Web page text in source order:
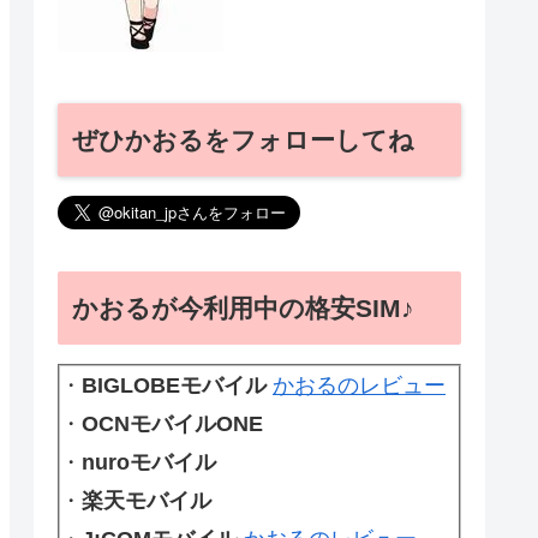
ぜひかおるをフォローしてね
かおるが今利用中の格安SIM♪
・ BIGLOBEモバイル かおるのレビュー
・ OCNモバイルONE
・ nuroモバイル
・ 楽天モバイル